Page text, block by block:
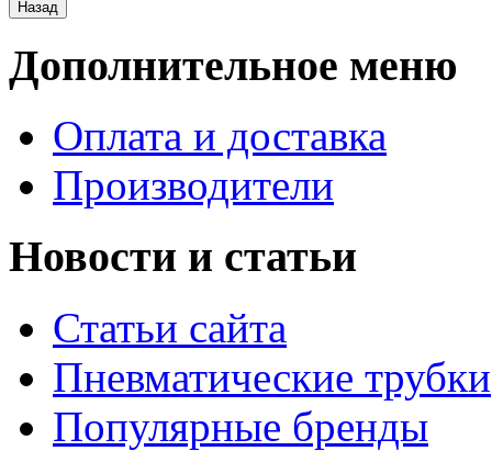
Дополнительное меню
Оплата и доставка
Производители
Новости и статьи
Статьи сайта
Пневматические трубки
Популярные бренды